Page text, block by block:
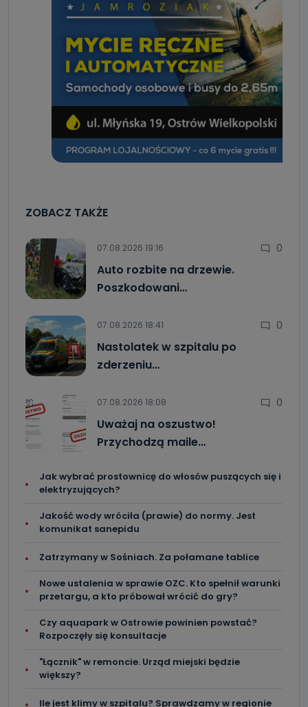
ZOBACZ TAKŻE
07.08.2026 19:16 0
Auto rozbite na drzewie.
Poszkodowani…
07.08.2026 18:41 0
Nastolatek w szpitalu po
zderzeniu…
07.08.2026 18:08 0
Uważaj na oszustwo!
Przychodzą maile…
Jak wybrać prostownicę do włosów puszących się i
elektryzujących?
Jakość wody wróciła (prawie) do normy. Jest
komunikat sanepidu
Zatrzymany w Sośniach. Za połamane tablice
Nowe ustalenia w sprawie OZC. Kto spełnił warunki
przetargu, a kto próbował wrócić do gry?
Czy aquapark w Ostrowie powinien powstać?
Rozpoczęły się konsultacje
"Łącznik" w remoncie. Urząd miejski będzie
większy?
Ile jest klimy w szpitalu? Sprawdzamy w regionie